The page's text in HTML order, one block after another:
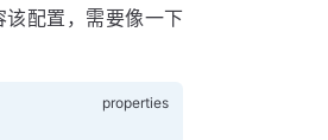
配置，需要像一下